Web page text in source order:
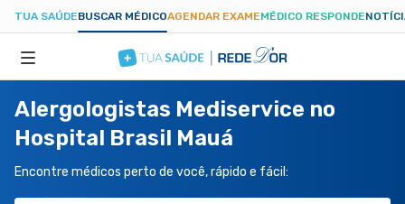
TUA SAÚDEBUSCAR MÉDICOAGENDAR EXAMEMÉDICO RESPONDE
ESPECIALIDADES
HOSPITAIS
Alergologistas Mediservice no
Hospital Brasil Mauá
Encontre médicos perto de você, rápido e fácil: